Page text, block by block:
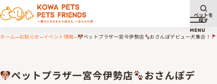
メニ
MENU
ペットを
探す
ホーム お知らせ イベント情報 ペットプラザ一宮今伊勢店 おさんぽデビュー犬集合！
ペットプラザ一宮今伊勢店
おさんぽデ